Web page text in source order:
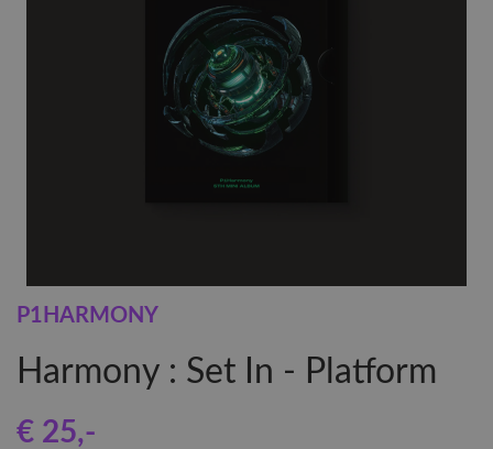
P1HARMONY
Harmony : Set In - Platform
€ 25,-